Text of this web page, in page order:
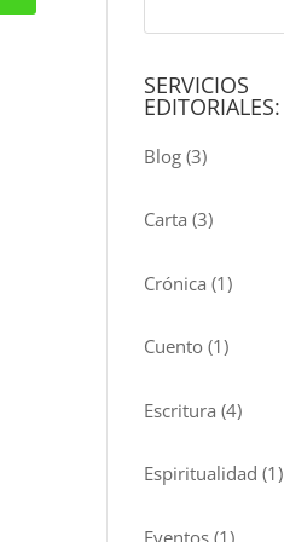
SERVICIOS
EDITORIALES:
Blog (3)
Carta (3)
Crónica (1)
Cuento (1)
Escritura (4)
Espiritualidad (1)
Eventos (1)